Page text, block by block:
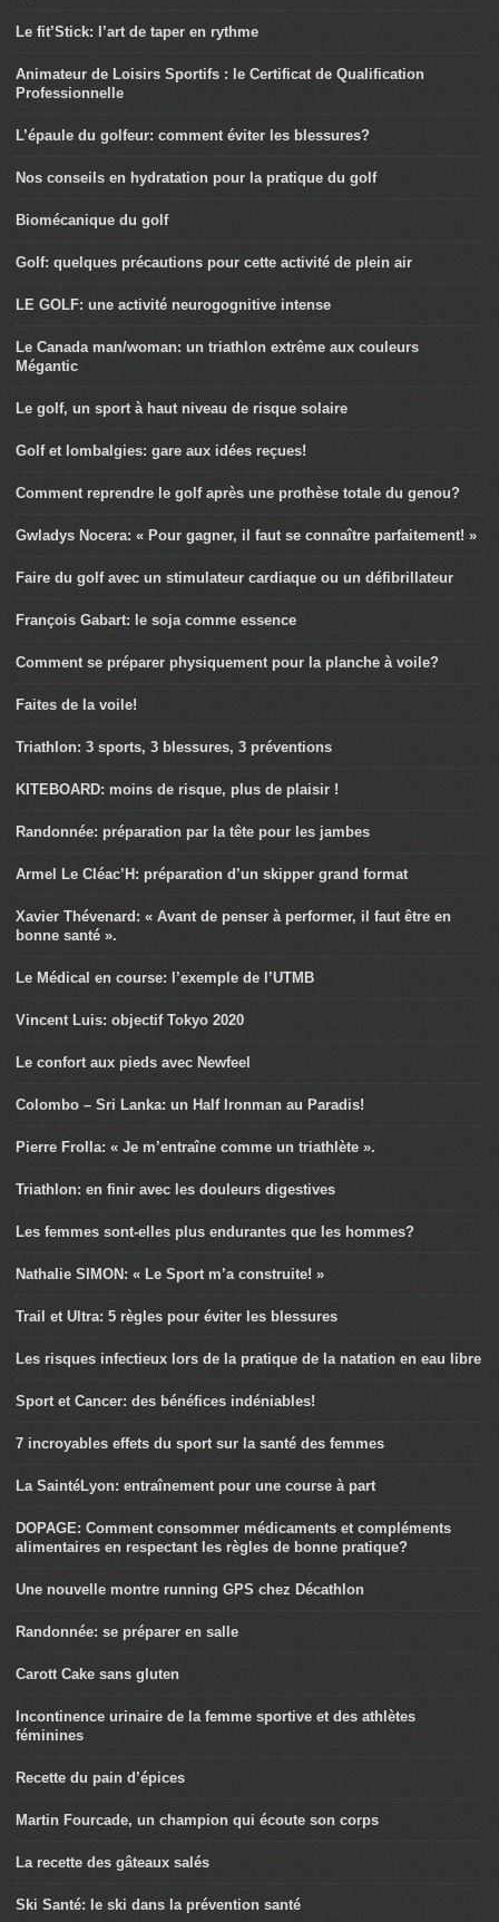
Le fit’Stick: l’art de taper en rythme
Animateur de Loisirs Sportifs : le Certificat de Qualification
Professionnelle
L’épaule du golfeur: comment éviter les blessures?
Nos conseils en hydratation pour la pratique du golf
Biomécanique du golf
Golf: quelques précautions pour cette activité de plein air
LE GOLF: une activité neurogognitive intense
Le Canada man/woman: un triathlon extrême aux couleurs
Mégantic
Le golf, un sport à haut niveau de risque solaire
Golf et lombalgies: gare aux idées reçues!
Comment reprendre le golf après une prothèse totale du genou?
Gwladys Nocera: « Pour gagner, il faut se connaître parfaitement! »
Faire du golf avec un stimulateur cardiaque ou un défibrillateur
François Gabart: le soja comme essence
Comment se préparer physiquement pour la planche à voile?
Faites de la voile!
Triathlon: 3 sports, 3 blessures, 3 préventions
KITEBOARD: moins de risque, plus de plaisir !
Randonnée: préparation par la tête pour les jambes
Armel Le Cléac’H: préparation d’un skipper grand format
Xavier Thévenard: « Avant de penser à performer, il faut être en
bonne santé ».
Le Médical en course: l’exemple de l’UTMB
Vincent Luis: objectif Tokyo 2020
Le confort aux pieds avec Newfeel
Colombo – Sri Lanka: un Half Ironman au Paradis!
Pierre Frolla: « Je m’entraîne comme un triathlète ».
Triathlon: en finir avec les douleurs digestives
Les femmes sont-elles plus endurantes que les hommes?
Nathalie SIMON: « Le Sport m’a construite! »
Trail et Ultra: 5 règles pour éviter les blessures
Les risques infectieux lors de la pratique de la natation en eau libre
Sport et Cancer: des bénéfices indéniables!
7 incroyables effets du sport sur la santé des femmes
La SaintéLyon: entraînement pour une course à part
DOPAGE: Comment consommer médicaments et compléments
alimentaires en respectant les règles de bonne pratique?
Une nouvelle montre running GPS chez Décathlon
Randonnée: se préparer en salle
Carott Cake sans gluten
Incontinence urinaire de la femme sportive et des athlètes
féminines
Recette du pain d’épices
Martin Fourcade, un champion qui écoute son corps
La recette des gâteaux salés
Ski Santé: le ski dans la prévention santé